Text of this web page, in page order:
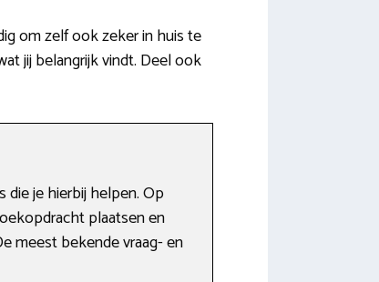
om zelf ook zeker in huis te
jij belangrijk vindt. Deel ook
die je hierbij helpen. Op
plaatsen en
meest bekende vraag- en